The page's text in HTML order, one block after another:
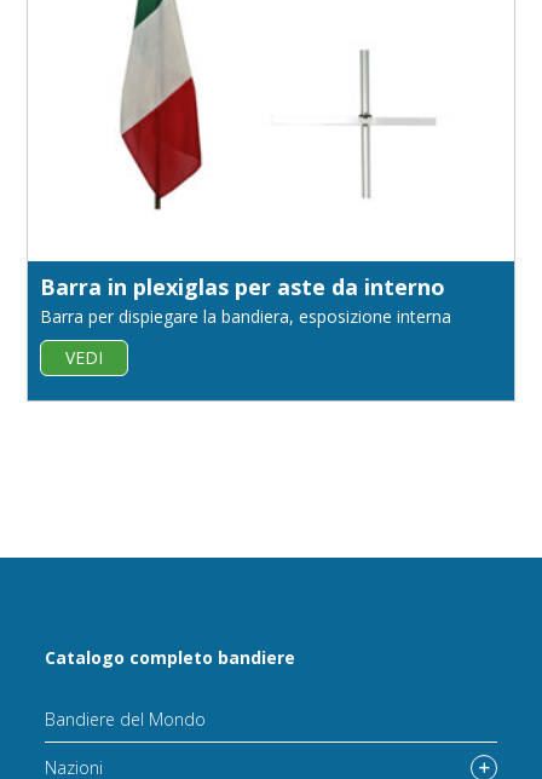
Barra in plexiglas per aste da interno
Barra per dispiegare la bandiera, esposizione interna
VEDI
Catalogo completo bandiere
Bandiere del Mondo
Nazioni